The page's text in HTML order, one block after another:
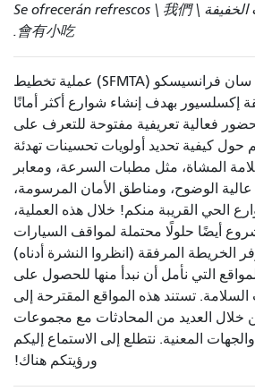
سيتم تقديم المرطبات الخفيفة \ Se ofrecerán refrescos \ 我們
會有小吃.
تقود هيئة النقل في سان فرانسيسكو (SFMTA) عملية تخطيط
بهدف إنشاء شوارع أكثر أمانًا
فعالية تعريفية مفتوحة للتعرف على
حول كيفية تحديد أولويات تحسينات تهدئة
المشاة، مثل مطبات السرعة، ومعابر
عالية الوضوح، ومناطق الأمان المرسومة،
الحي القريبة منكم! خلال هذه العملية،
أيضًا حلولًا محتملة لمواقف السيارات
الخريطة المرفقة (انظروا النشرة أدناه)
التي نأمل أن نبدأ منها للحصول على
تستند هذه المواقع المقترحة إلى
خلال العديد من المحادثات مع مجموعات
المعنية. نتطلع إلى الاستماع إليكم
ورؤيتكم هناك!